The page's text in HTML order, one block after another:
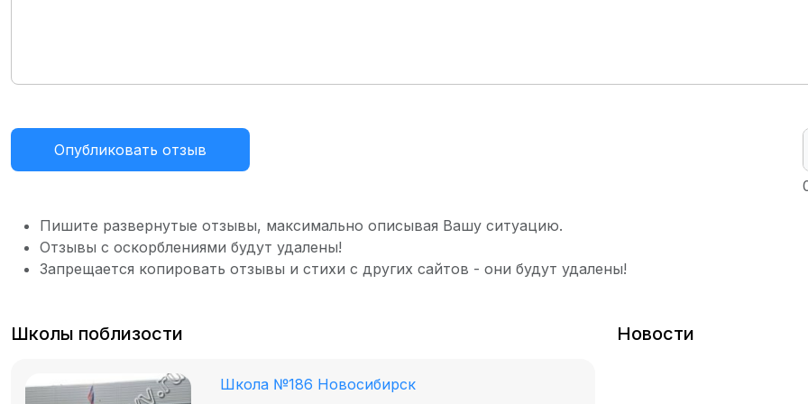
Опубликовать отзыв
Пишите развернутые отзывы, максимально описывая Вашу ситуацию.
Отзывы с оскорблениями будут удалены!
Запрещается копировать отзывы и стихи с других сайтов - они будут удалены!
Школы поблизости
Школа №186 Новосибирск
Новости